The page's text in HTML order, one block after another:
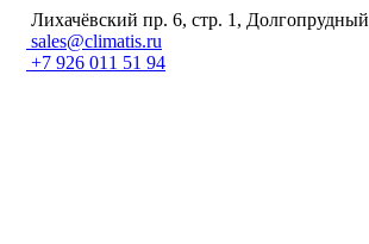
Лихачёвский пр. 6, стр. 1, Долгопрудный
sales@climatis.ru
+7 926 011 51 94